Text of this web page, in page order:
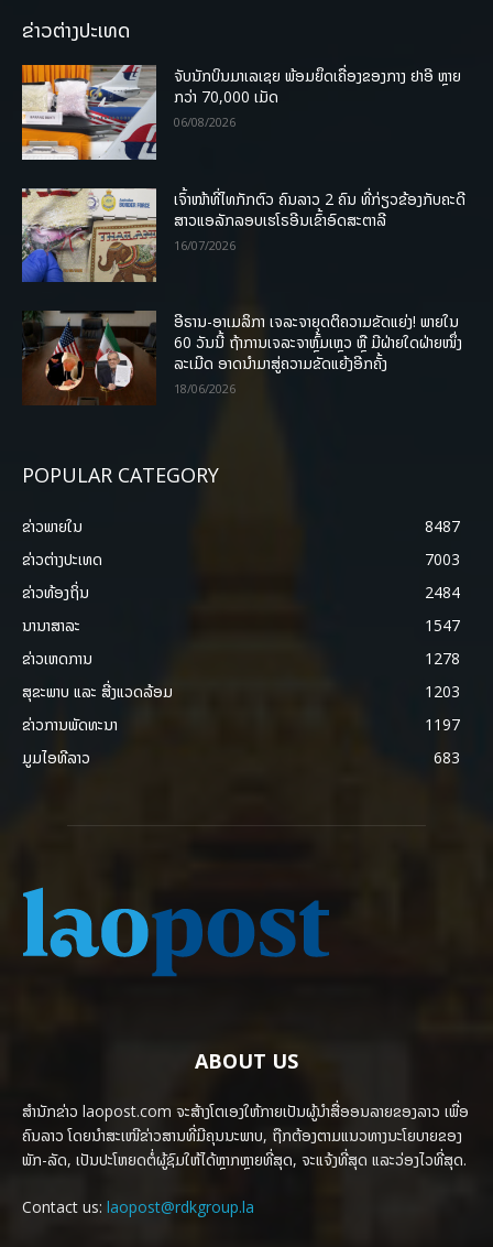
ຂ່າວຕ່າງປະເທດ
ຈັບນັກບິນມາເລເຊຍ ພ້ອມຍຶດເຄື່ອງຂອງກາງ ຢາອີ ຫຼາຍ
ກວ່າ 70,000 ເມັດ
06/08/2026
ເຈົ້າໜ້າທີ່ໄທກັກຕົວ ຄົນລາວ 2 ຄົນ ທີ່ກ່ຽວຂ້ອງກັບຄະດີ
ສາວແອລັກລອບເຮໂຣອີນເຂົ້າອົດສະຕາລີ
16/07/2026
ອີຣານ-ອາເມລິກາ ເຈລະຈາຍຸດຕິຄວາມຂັດແຍ່ງ! ພາຍໃນ
60 ວັນນີ້ ຖ້າການເຈລະຈາຫຼົ້ມເຫຼວ ຫຼື ມີຝ່າຍໃດຝ່າຍໜຶ່ງ
ລະເມີດ ອາດນໍາມາສູ່ຄວາມຂັດແຍ້ງອີກຄັ້ງ
18/06/2026
POPULAR CATEGORY
ຂ່າວພາຍ​ໃນ
8487
ຂ່າວຕ່າງປະເທດ
7003
ຂ່າວທ້ອງຖິ່ນ
2484
ນານາສາລະ
1547
ຂ່າວເຫດການ
1278
ສຸຂະພາບ ແລະ ສີ່ງແວດລ້ອມ
1203
ຂ່າວການພັດທະນາ
1197
ມູມໄອທີລາວ
683
ABOUT US
ສຳນັກຂ່າວ laopost.com ຈະສ້າງໂຕເອງໃຫ້ກາຍເປັນຜູ້ນຳສື່ອອນລາຍຂອງລາວ ເພື່ອ
ຄົນລາວ ໂດຍນຳສະເໜີຂ່າວສານທີ່ມີຄຸນນະພາບ, ຖືກຕ້ອງຕາມແນວທາງນະໂຍບາຍຂອງ
ພັກ-ລັດ, ເປັນປະໂຫຍດຕໍ່ຜູ້ຊົມໃຫ້ໄດ້ຫຼາກຫຼາຍທີ່ສຸດ, ຈະແຈ້ງທີ່ສຸດ ແລະວ່ອງໄວທີ່ສຸດ.
Contact us: laopost@rdkgroup.la